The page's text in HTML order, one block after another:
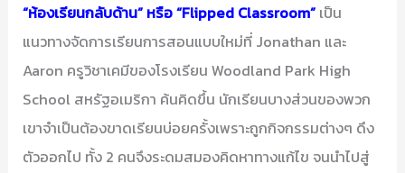
“ห้องเรียนกลับด้าน” หรือ “Flipped Classroom” เป็น
แนวทางจัดการเรียนการสอนแบบใหม่ที่ Jonathan และ
Aaron ครูวิชาเคมีของโรงเรียน Woodland Park High
School สหรัฐอเมริกา ค้นคิดขึ้น นักเรียนบางส่วนของพวก
เขาจำเป็นต้องขาดเรียนบ่อยครั้งเพราะถูกกิจกรรมต่างๆ ดึง
ตัวออกไป ทั้ง 2 คนจึงระดมสมองคิดหาทางแก้ไข จนนำไปสู่